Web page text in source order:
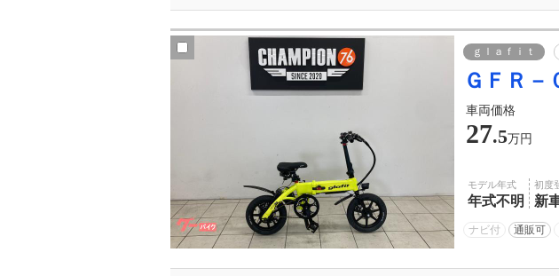
ｇｌａｆｉｔ
ＧＦＲ－
車両価格
27.5万円
モデル年式
年式不明
初度
新
ナビ付 通販可